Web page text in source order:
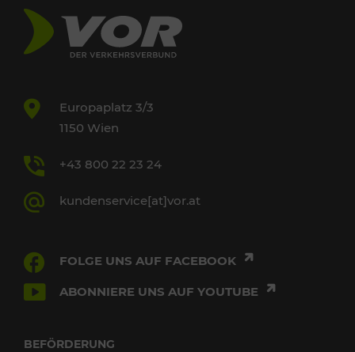
Europaplatz 3/3
1150 Wien
+43 800 22 23 24
kundenservice[at]vor.at
FOLGE UNS AUF FACEBOOK
ABONNIERE UNS AUF YOUTUBE
BEFÖRDERUNG